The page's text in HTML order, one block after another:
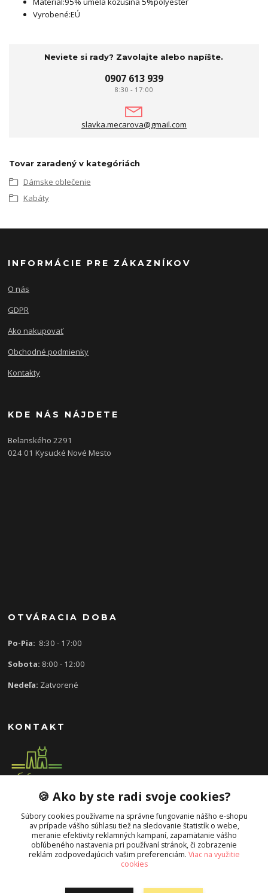
Vyrobené:EÚ
Neviete si rady? Zavolajte alebo napíšte.
0907 613 939
8:30 - 17:00
slavka.mecarova@gmail.com
Tovar zaradený v kategóriách
Dámske oblečenie
Kabáty
INFORMÁCIE PRE ZÁKAZNÍKOV
O nás
GDPR
Ako nakupovať
Obchodné podmienky
Kontakty
KDE NÁS NÁJDETE
Belanského 2291
024 01 Kysucké Nové Mesto
OTVÁRACIA DOBA
Po-Pia: 8:30 - 17:00
Sobota: 8:00 - 12:00
Nedeľa: Zatvorené
KONTAKT
0907 613 939
slavka.mecarova@gmail.com
🍪 Ako by ste radi svoje cookies?
Súbory cookies používame na správne fungovanie nášho e-shopu
av prípade vášho súhlasu tiež na sledovanie štatistík o webe,
meranie efektivity reklamných kampaní, zapamätanie vášho
obľúbeného nastavenia pri používaní stránok, či zobrazenie
reklám zodpovedajúcich vašim preferenciám. Viac na využitie
cookies